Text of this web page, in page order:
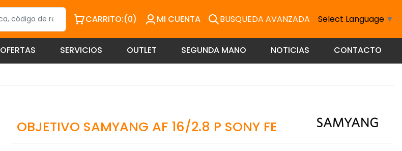
CARRITO:(0) MI CUENTA BUSQUEDA AVANZADA Select Language ▼
OFERTAS SERVICIOS OUTLET SEGUNDA MANO NOTICIAS CONTACTO
OBJETIVO SAMYANG AF 16/2.8 P SONY FE